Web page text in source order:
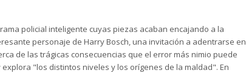
policial inteligente cuyas piezas acaban encajando a la
personaje de Harry Bosch, una invitación a adentrarse en
de las trágicas consecuencias que el error más nimio puede
"los distintos niveles y los orígenes de la maldad". En